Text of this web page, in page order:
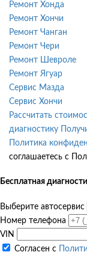
Ремонт Хонда
Ремонт Хончи
Ремонт Чанган
Ремонт Чери
Ремонт Шевроле
Ремонт Ягуар
Сервис Мазда
Сервис Хончи
Рассчитать
диагностику
Политика
соглашаетесь с
Бесплатная
Выберите автосервис
Номер телефона
VIN
Согласен с